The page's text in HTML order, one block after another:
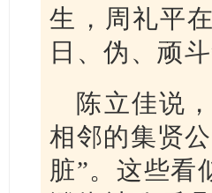
生，周礼平
日、伪、顽斗
陈立佳说
相邻的集贤
脏”。这些看